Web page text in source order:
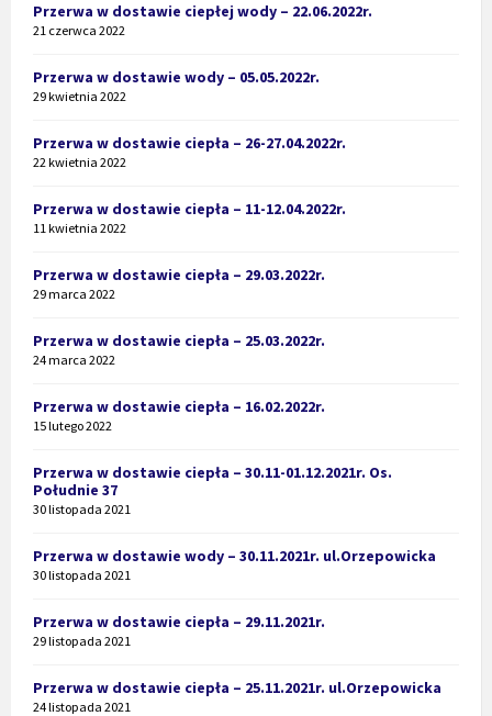
Przerwa w dostawie ciepłej wody – 22.06.2022r.
21 czerwca 2022
Przerwa w dostawie wody – 05.05.2022r.
29 kwietnia 2022
Przerwa w dostawie ciepła – 26-27.04.2022r.
22 kwietnia 2022
Przerwa w dostawie ciepła – 11-12.04.2022r.
11 kwietnia 2022
Przerwa w dostawie ciepła – 29.03.2022r.
29 marca 2022
Przerwa w dostawie ciepła – 25.03.2022r.
24 marca 2022
Przerwa w dostawie ciepła – 16.02.2022r.
15 lutego 2022
Przerwa w dostawie ciepła – 30.11-01.12.2021r. Os.
Południe 37
30 listopada 2021
Przerwa w dostawie wody – 30.11.2021r. ul.Orzepowicka
30 listopada 2021
Przerwa w dostawie ciepła – 29.11.2021r.
29 listopada 2021
Przerwa w dostawie ciepła – 25.11.2021r. ul.Orzepowicka
24 listopada 2021